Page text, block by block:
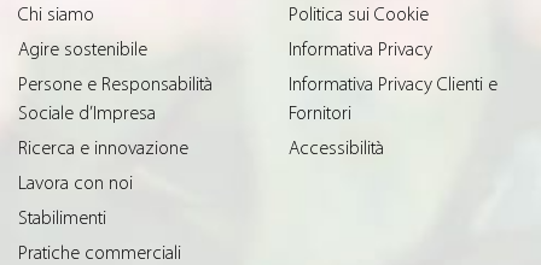
Chi siamo
Agire sostenibile
Persone e Responsabilità
Sociale d’Impresa
Ricerca e innovazione
Lavora con noi
Stabilimenti
Pratiche commerciali
Politica sui Cookie
Informativa Privacy
Informativa Privacy Clienti e
Fornitori
Accessibilità